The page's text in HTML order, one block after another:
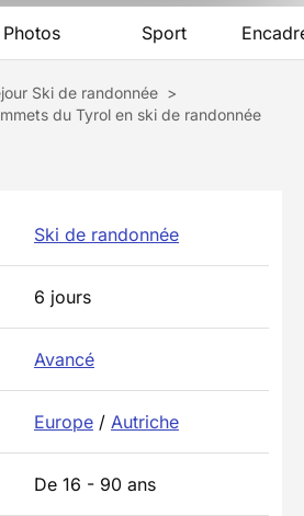
Photos Sport
Ski de randonnée >
du Tyrol en ski de randonnée
Ski de randonnée
6 jours
Avancé
Europe / Autriche
De 16 - 90 ans